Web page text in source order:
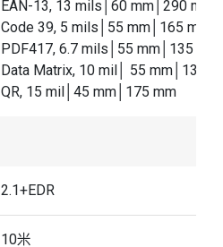
EAN-13, 13 mils│60 mm│290 mm
Code 39, 5 mils│55 mm│165 mm
PDF417, 6.7 mils│55 mm│135 mm
Data Matrix, 10 mil│ 55 mm│130
QR, 15 mil│45 mm│175 mm
2.1+EDR
10米